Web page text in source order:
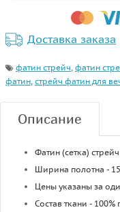
Доставка заказа
фатин стрейч, фатин
фатин, стрейч фатин для
Описание
Фатин (сетка)
Ширина полотна -
Цены указаны за
Состав ткани - 100%